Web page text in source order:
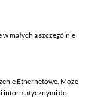
małych a szczególnie
Ethernetowe. Może
informatycznymi do